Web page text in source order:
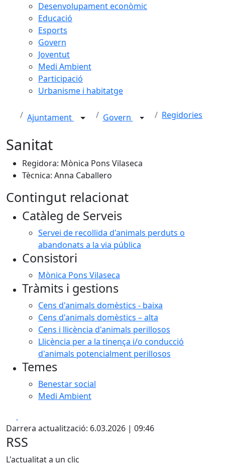
Desenvolupament econòmic
Educació
Esports
Govern
Joventut
Medi Ambient
Participació
Urbanisme i habitatge
Ajuntament Govern Regidories
Sanitat
Regidora: Mònica Pons Vilaseca
Tècnica: Anna Caballero
Contingut relacionat
Catàleg de Serveis
Servei de recollida d'animals perduts o
abandonats a la via pública
Consistori
Mònica Pons Vilaseca
Tràmits i gestions
Cens d'animals domèstics - baixa
Cens d'animals domèstics – alta
Cens i llicència d'animals perillosos
Llicència per a la tinença i/o conducció
d'animals potencialment perillosos
Temes
Benestar social
Medi Ambient
Darrera actualització: 6.03.2026 | 09:46
RSS
L'actualitat a un clic